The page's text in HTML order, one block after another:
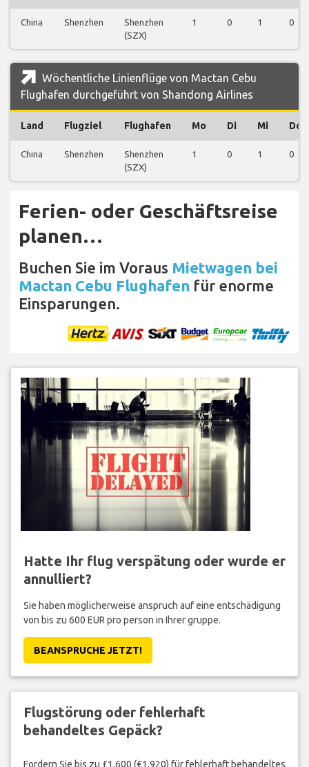
China Shenzhen
Shenzhen
(SZX)
1 0 1 0
Wöchentliche Linienflüge von Mactan Cebu
Flughafen durchgeführt von Shandong Airlines
Land Flugziel Flughafen Mo Di Mi Do
China Shenzhen
Shenzhen
(SZX)
1 0 1 0
Ferien- oder Geschäftsreise
planen…
Buchen Sie im Voraus Mietwagen bei
Mactan Cebu Flughafen für enorme
Einsparungen.
Hatte Ihr flug verspätung oder wurde er
annulliert?
Sie haben möglicherweise anspruch auf eine entschädigung
von bis zu 600 EUR pro person in Ihrer gruppe.
BEANSPRUCHE JETZT!
Flugstörung oder fehlerhaft
behandeltes Gepäck?
Fordern Sie bis zu £1,600 (€1,920) für fehlerhaft behandeltes